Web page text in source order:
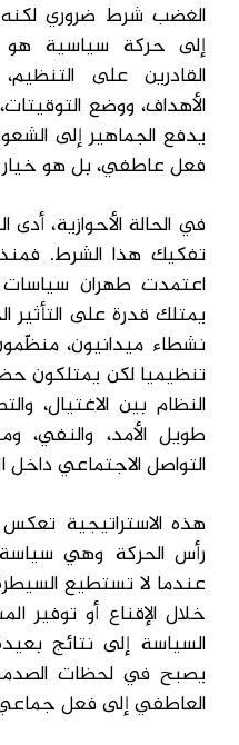
الغضب شرط ضروري
إلى حركة سياسية هو
القادرين على
الأهداف، ووضع
يدفع الجماهير إلى
فعل عاطفي، بل هو
في الحالة الأحوازية، أدى
تفكيك هذا الشرط. فمنذ
اعتمدت طهران
يمتلك قدرة على التأثير
نشطاء ميدانيون،
تنظيميا لكن يمتلكون
النظام بين الاغتيال،
طويل الأمد، والنفي،
التواصل الاجتماعي داخل
هذه الاستراتيجية
رأس الحركة وهي سياسة
عندما لا تستطيع
خلال الإقناع أو توفير
السياسة إلى نتائج
يصبح في لحظات
العاطفي إلى فعل